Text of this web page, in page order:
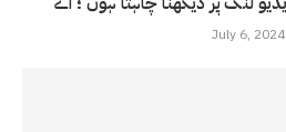
July 6, 2024